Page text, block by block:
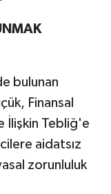
bulunan
Finansal
İlişkin Tebliğ'e
aidatsız
zorunluluk